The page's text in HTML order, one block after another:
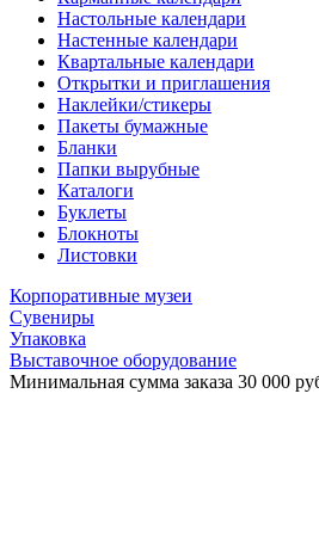
Настольные календари
Настенные календари
Квартальные календари
Открытки и приглашения
Наклейки/стикеры
Пакеты бумажные
Бланки
Папки вырубные
Каталоги
Буклеты
Блокноты
Листовки
Корпоративные музеи
Сувениры
Упаковка
Выставочное оборудование
Минимальная сумма заказа 30 000